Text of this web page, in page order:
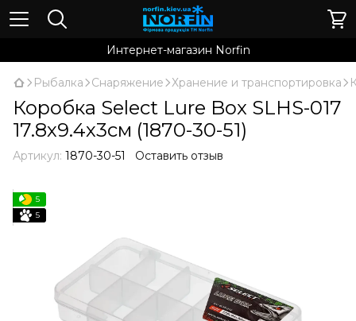
Интернет-магазин Norfin
Рыбалка Снаряжение Хранение и транспортировка
Коробка Select Lure Box SLHS-017
17.8х9.4х3см (1870-30-51)
Артикул: 1870-30-51 Оставить отзыв
5
5